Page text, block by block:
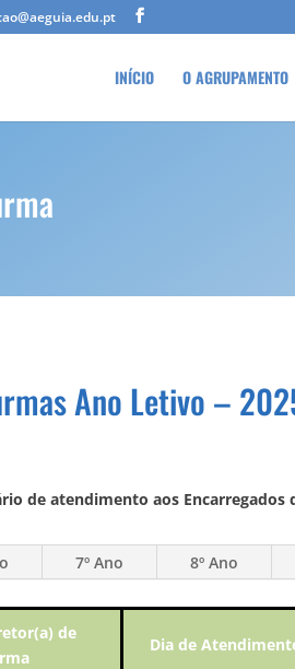
INÍCIO O AGRUPAMENTO
Ano Letivo –
de atendimento aos Encarregados
7º Ano 8º Ano
de
Dia de